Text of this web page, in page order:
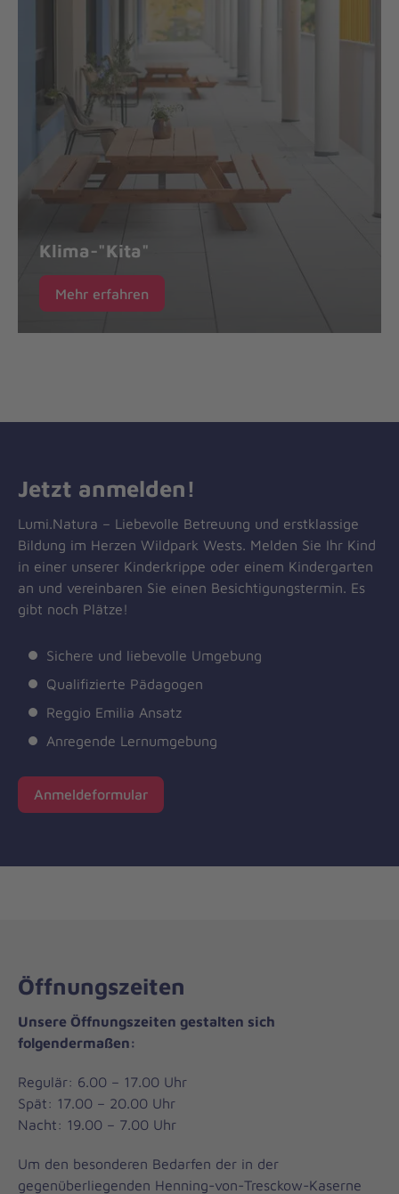
Klima-"Kita"
Mehr erfahren
Jetzt anmelden!
Lumi.Natura – Liebevolle Betreuung und erstklassige
Bildung im Herzen Wildpark Wests. Melden Sie Ihr Kind
in einer unserer Kinderkrippe oder einem Kindergarten
an und vereinbaren Sie einen Besichtigungstermin. Es
gibt noch Plätze!
Sichere und liebevolle Umgebung
Qualifizierte Pädagogen
Reggio Emilia Ansatz
Anregende Lernumgebung
Anmeldeformular
Öffnungszeiten
Unsere Öffnungszeiten gestalten sich
folgendermaßen:
Regulär: 6.00 – 17.00 Uhr
Spät: 17.00 – 20.00 Uhr
Nacht: 19.00 – 7.00 Uhr
Um den besonderen Bedarfen der in der
gegenüberliegenden Henning-von-Tresckow-Kaserne